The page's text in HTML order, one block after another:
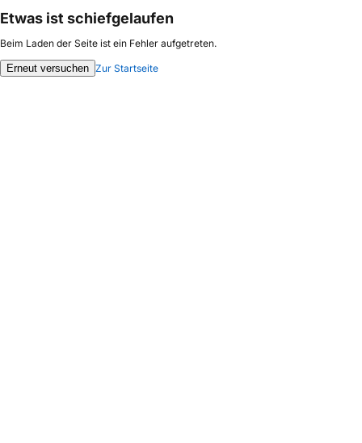
Etwas ist schiefgelaufen
Beim Laden der Seite ist ein Fehler aufgetreten.
Erneut versuchen Zur Startseite